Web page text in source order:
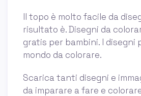
Il topo è molto facile da
risultato è. Disegni da
gratis per bambini. I disegni
mondo da colorare.
Scarica tanti disegni e
da imparare a fare e